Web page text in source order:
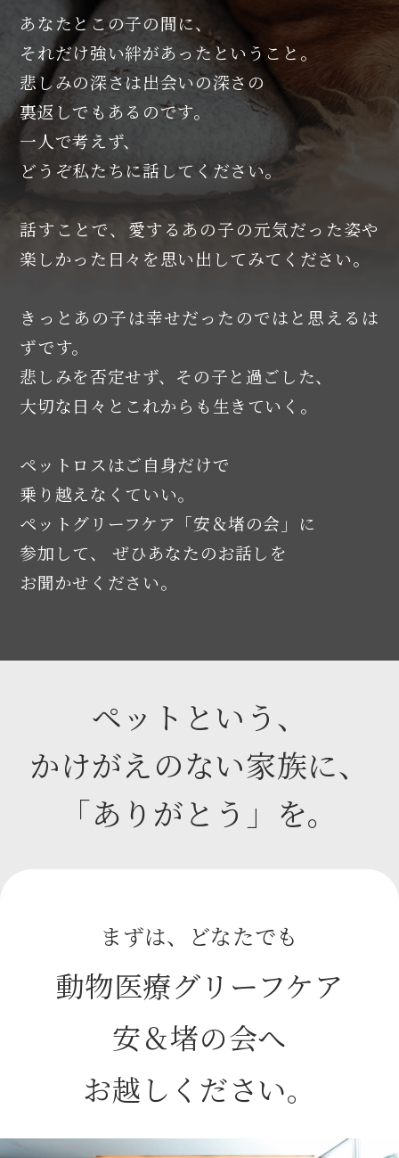
あなたとこの子の間に、
それだけ強い絆があったということ。
悲しみの深さは出会いの深さの
裏返しでもあるのです。
一人で考えず、
どうぞ私たちに話してください。
話すことで、愛するあの子の元気だった姿や
楽しかった日々を思い出してみてください。
きっとあの子は幸せだったのではと思えるは
ずです。
悲しみを否定せず、その子と過ごした、
大切な日々とこれからも生きていく。
ペットロスはご自身だけで
乗り越えなくていい。
ペットグリーフケア「安＆堵の会」に
参加して、
ぜひあなたのお話しを
お聞かせください。
ペットという、
かけがえのない家族に、
「ありがとう」を。
まずは、どなたでも
動物医療グリーフケア
安＆堵の会へ
お越しください。